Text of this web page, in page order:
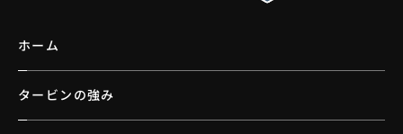
ホーム
タービンの強み